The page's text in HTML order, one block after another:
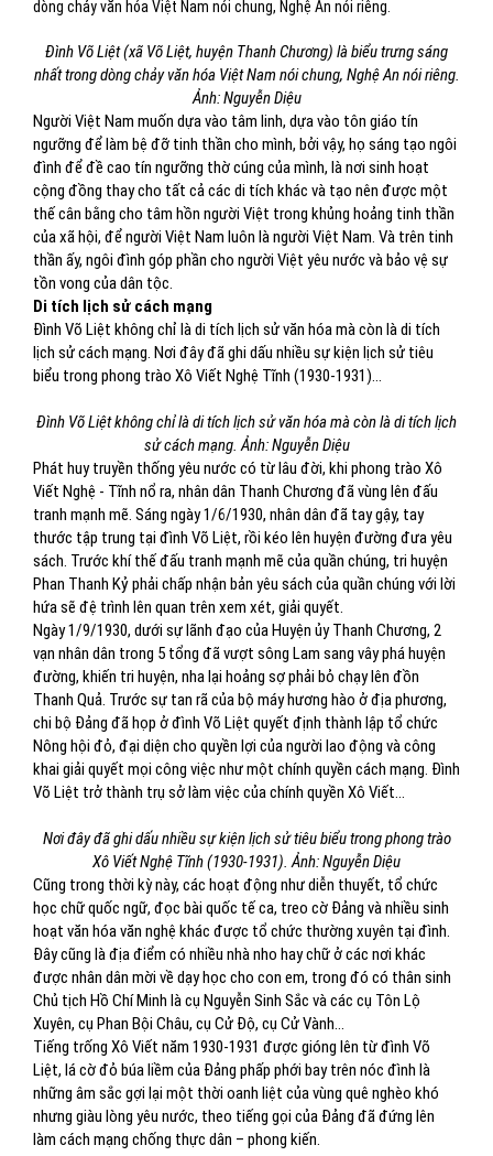
dòng chảy văn hóa Việt Nam nói chung, Nghệ An nói riêng.
Đình Võ Liệt (xã Võ Liệt, huyện Thanh Chương) là biểu trưng sáng
nhất trong dòng chảy văn hóa Việt Nam nói chung, Nghệ An nói riêng.
Ảnh: Nguyễn Diệu
Người Việt Nam muốn dựa vào tâm linh, dựa vào tôn giáo tín
ngưỡng để làm bệ đỡ tinh thần cho mình, bởi vậy, họ sáng tạo ngôi
đình để đề cao tín ngưỡng thờ cúng của mình, là nơi sinh hoạt
cộng đồng thay cho tất cả các di tích khác và tạo nên được một
thế cân bằng cho tâm hồn người Việt trong khủng hoảng tinh thần
của xã hội, để người Việt Nam luôn là người Việt Nam. Và trên tinh
thần ấy, ngôi đình góp phần cho người Việt yêu nước và bảo vệ sự
tồn vong của dân tộc.
Di tích lịch sử cách mạng
Đình Võ Liệt không chỉ là di tích lịch sử văn hóa mà còn là di tích
lịch sử cách mạng. Nơi đây đã ghi dấu nhiều sự kiện lịch sử tiêu
biểu trong phong trào Xô Viết Nghệ Tĩnh (1930-1931)…
Đình Võ Liệt không chỉ là di tích lịch sử văn hóa mà còn là di tích lịch
sử cách mạng. Ảnh: Nguyễn Diệu
Phát huy truyền thống yêu nước có từ lâu đời, khi phong trào Xô
Viết Nghệ - Tĩnh nổ ra, nhân dân Thanh Chương đã vùng lên đấu
tranh mạnh mẽ. Sáng ngày 1/6/1930, nhân dân đã tay gậy, tay
thước tập trung tại đình Võ Liệt, rồi kéo lên huyện đường đưa yêu
sách. Trước khí thế đấu tranh mạnh mẽ của quần chúng, tri huyện
Phan Thanh Kỷ phải chấp nhận bản yêu sách của quần chúng với lời
hứa sẽ đệ trình lên quan trên xem xét, giải quyết.
Ngày 1/9/1930, dưới sự lãnh đạo của Huyện ủy Thanh Chương, 2
vạn nhân dân trong 5 tổng đã vượt sông Lam sang vây phá huyện
đường, khiến tri huyện, nha lại hoảng sợ phải bỏ chạy lên đồn
Thanh Quả. Trước sự tan rã của bộ máy hương hào ở địa phương,
chi bộ Đảng đã họp ở đình Võ Liệt quyết định thành lập tổ chức
Nông hội đỏ, đại diện cho quyền lợi của người lao động và công
khai giải quyết mọi công việc như một chính quyền cách mạng. Đình
Võ Liệt trở thành trụ sở làm việc của chính quyền Xô Viết…
Nơi đây đã ghi dấu nhiều sự kiện lịch sử tiêu biểu trong phong trào
Xô Viết Nghệ Tĩnh (1930-1931). Ảnh: Nguyễn Diệu
Cũng trong thời kỳ này, các hoạt động như diễn thuyết, tổ chức
học chữ quốc ngữ, đọc bài quốc tế ca, treo cờ Đảng và nhiều sinh
hoạt văn hóa văn nghệ khác được tổ chức thường xuyên tại đình.
Đây cũng là địa điểm có nhiều nhà nho hay chữ ở các nơi khác
được nhân dân mời về dạy học cho con em, trong đó có thân sinh
Chủ tịch Hồ Chí Minh là cụ Nguyễn Sinh Sắc và các cụ Tôn Lộ
Xuyên, cụ Phan Bội Châu, cụ Cử Độ, cụ Cử Vành…
Tiếng trống Xô Viết năm 1930-1931 được gióng lên từ đình Võ
Liệt, lá cờ đỏ búa liềm của Đảng phấp phới bay trên nóc đình là
những âm sắc gợi lại một thời oanh liệt của vùng quê nghèo khó
nhưng giàu lòng yêu nước, theo tiếng gọi của Đảng đã đứng lên
làm cách mạng chống thực dân – phong kiến.